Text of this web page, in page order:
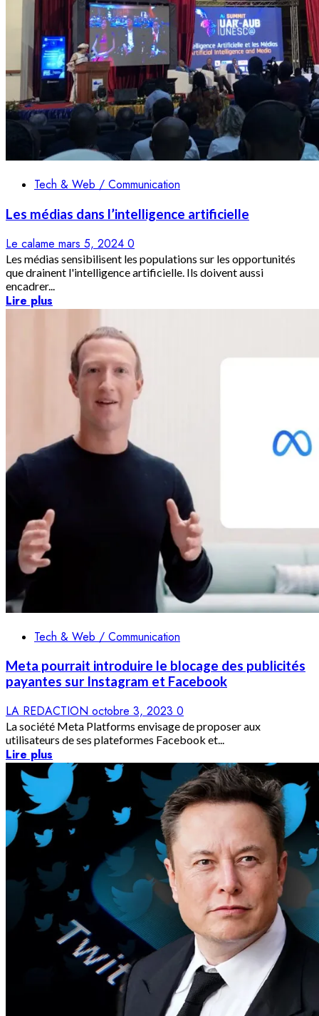
Tech & Web / Communication
Les médias dans l’intelligence artificielle
Le calame mars 5, 2024 0
Les médias sensibilisent les populations sur les opportunités
que drainent l'intelligence artificielle. Ils doivent aussi
encadrer...
Lire plus
Tech & Web / Communication
Meta pourrait introduire le blocage des publicités
payantes sur Instagram et Facebook
LA REDACTION octobre 3, 2023 0
La société Meta Platforms envisage de proposer aux
utilisateurs de ses plateformes Facebook et...
Lire plus